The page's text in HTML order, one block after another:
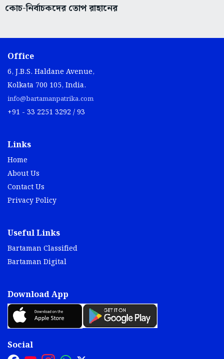
কোচ-নির্বাচকদের তোপ রাহানের
Office
6, J.B.S. Haldane Avenue,
Kolkata 700 105, India.
info@bartamanpatrika.com
+91 - 33 2251 3292 / 93
Links
Home
About Us
Contact Us
Privacy Policy
Useful Links
Bartaman Classified
Bartaman Digital
Download App
Social